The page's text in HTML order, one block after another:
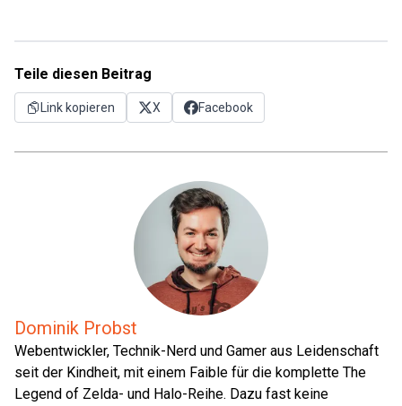
Teile diesen Beitrag
Link kopieren X Facebook
Dominik Probst
Webentwickler, Technik-Nerd und Gamer aus Leidenschaft
seit der Kindheit, mit einem Faible für die komplette The
Legend of Zelda- und Halo-Reihe. Dazu fast keine